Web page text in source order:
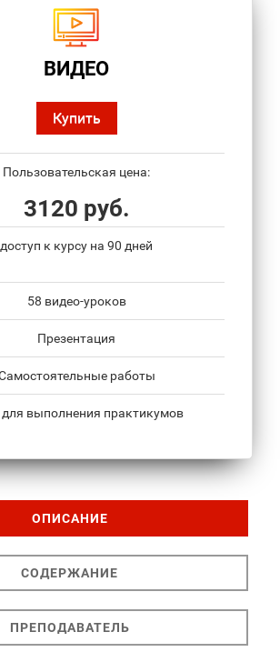
ВИДЕО
Купить
Пользовательская цена:
3120 руб.
доступ к курсу на 90 дней
58 видео-уроков
Презентация
работы
для выполнения практикумов
ОПИСАНИЕ
СОДЕРЖАНИЕ
ПРЕПОДАВАТЕЛЬ